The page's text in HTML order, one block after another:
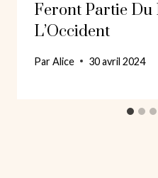
Feront Partie Du
L’Occident
ParAlice 30 avril 2024